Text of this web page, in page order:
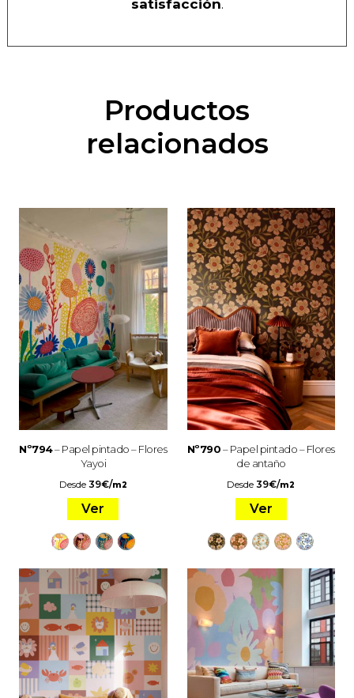
satisfacción.
Productos
relacionados
Nº794– Papel pintado – Flores
Yayoi
Desde 39€/m2
Ver
Nº790– Papel pintado – Flores
de antaño
Desde39€/m2
Ver